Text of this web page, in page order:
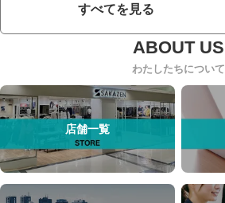
すべてを見る
わたしたちについて
店舗一覧